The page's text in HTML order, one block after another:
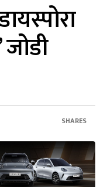
जोडी
SHARES